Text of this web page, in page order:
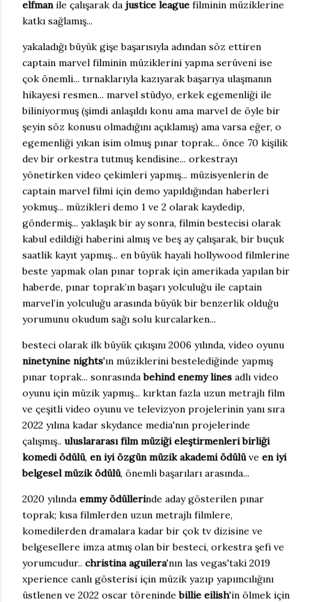
elfmanile çalışarak da justice league filminin müziklerine
katkı sağlamış...
yakaladığı büyük gişe başarısıyla adından söz ettiren
captain marvel filminin müziklerini yapma serüveni ise
çok önemli... tırnaklarıyla kazıyarak başarıya ulaşmanın
hikayesi resmen... marvel stüdyo, erkek egemenliği ile
biliniyormuş (şimdi anlaşıldı konu ama marvel de öyle bir
şeyin söz konusu olmadığını açıklamış) ama varsa eğer, o
egemenliği yıkan isim olmuş pınar toprak... önce 70 kişilik
dev bir orkestra tutmuş kendisine... orkestrayı
yönetirken video çekimleri yapmış... müzisyenlerin de
captain marvel filmi için demo yapıldığından haberleri
yokmuş... müzikleri demo 1 ve 2 olarak kaydedip,
göndermiş... yaklaşık bir ay sonra, filmin bestecisi olarak
kabul edildiği haberini almış ve beş ay çalışarak, bir buçuk
saatlik kayıt yapmış... en büyük hayali hollywood filmlerine
beste yapmak olan pınar toprak için amerikada yapılan bir
haberde, pınar toprak’ın başarı yolculuğu ile captain
marvel’in yolculuğu arasında büyük bir benzerlik olduğu
yorumunu okudum sağı solu kurcalarken...
besteci olarak ilk büyük çıkışını 2006 yılında, video oyunu
ninetynine nights'ın müziklerini bestelediğinde yapmış
pınar toprak... sonrasındabehind enemy lines adlı video
oyunu için müzik yapmış... kırktan fazla uzun metrajlı film
ve çeşitli video oyunu ve televizyon projelerinin yanı sıra
2022 yılına kadar skydance media'nın projelerinde
çalışmış.. uluslararası film müziği eleştirmenleri birliği
komedi ödülü, en iyi özgün müzik akademi ödülüve en iyi
belgesel müzik ödülü, önemli başarıları arasında...
2020 yılında emmy ödüllerinde aday gösterilen pınar
toprak; kısa filmlerden uzun metrajlı filmlere,
komedilerden dramalara kadar bir çok tv dizisine ve
belgesellere imza atmış olan bir besteci, orkestra şefi ve
yorumcudur.. christina aguilera'nın las vegas'taki 2019
xperience canlı gösterisi için müzik yazıp yapımcılığını
üstlenen ve 2022 oscar törenindebillie eilish'in ölmek için